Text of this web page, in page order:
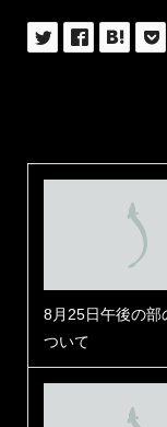
8月25日午後の部
ついて